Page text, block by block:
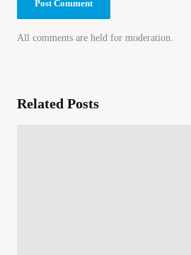
All comments are held for moderation.
Related Posts